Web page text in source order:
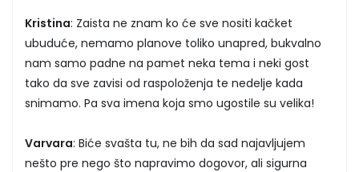
Kristina: Zaista ne znam ko će sve nositi kačket
ubuduće, nemamo planove toliko unapred, bukvalno
nam samo padne na pamet neka tema i neki gost
tako da sve zavisi od raspoloženja te nedelje kada
snimamo. Pa sva imena koja smo ugostile su velika!
Varvara: Biće svašta tu, ne bih da sad najavljujem
nešto pre nego što napravimo dogovor, ali sigurna